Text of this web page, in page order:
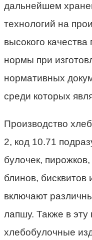
дальнейшем
технологий на
высокого
нормы при
нормативных
среди которых
Производство
2, код 10.71
булочек,
блинов,
включают
лапшу. Также в эту
хлебобулочные